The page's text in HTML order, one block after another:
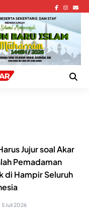
Jujur soal Akar
Pemadaman
di Hampir Seluruh
5 Juli 2026